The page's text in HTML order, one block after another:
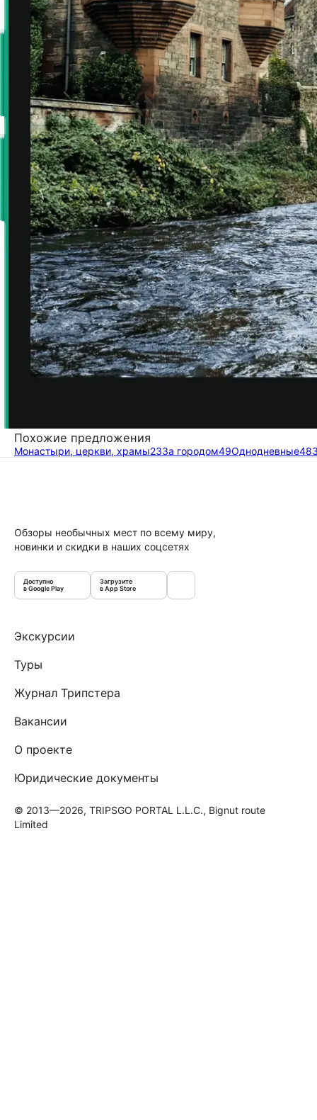
Похожие предложения
Монастыри, церкви, храмы23За городом49Однодневные48
Обзоры необычных мест по всему миру,
новинки и скидки в наших соцсетях
Доступно
в Google Play
Загрузите
в App Store
Экскурсии
Туры
Журнал Трипстера
Вакансии
О проекте
Юридические документы
© 2013—2026, TRIPSGO PORTAL L.L.C., Bignut route
Limited